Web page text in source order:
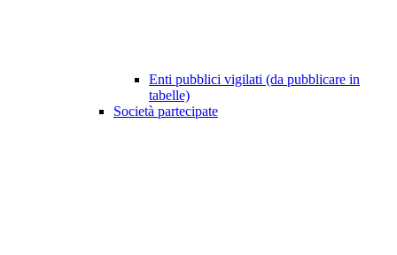
Enti pubblici vigilati (da pubblicare in
tabelle)
Società partecipate